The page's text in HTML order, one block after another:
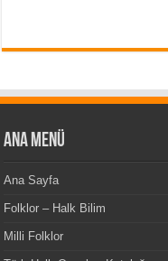
Ana Menü
Ana Sayfa
Folklor – Halk Bilim
Milli Folklor